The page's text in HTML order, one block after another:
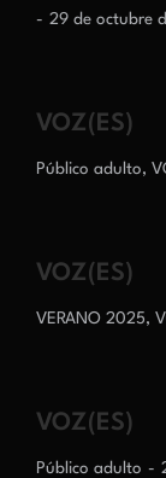
29 de octubre
VOZ(ES)
Público adulto,
VOZ(ES)
VERANO 2025,
VOZ(ES)
Público adulto